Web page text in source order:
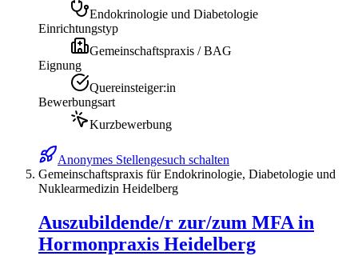
Endokrinologie und Diabetologie
Einrichtungstyp
Gemeinschaftspraxis / BAG
Eignung
Quereinsteiger:in
Bewerbungsart
Kurzbewerbung
Anonymes Stellengesuch schalten
Gemeinschaftspraxis für Endokrinologie, Diabetologie und
Nuklearmedizin Heidelberg
Auszubildende/r zur/zum MFA in
Hormonpraxis Heidelberg